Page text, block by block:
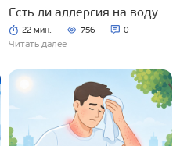
Есть ли аллергия на воду
22 мин. 756 0
Читать далее